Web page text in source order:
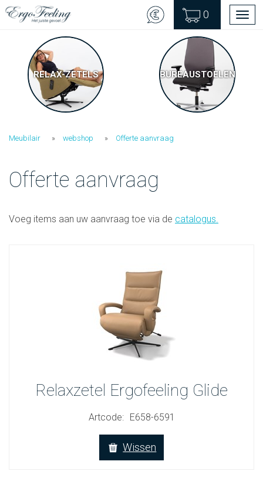
0
RELAX-ZETELS BUREAUSTOELEN
Meubilair webshop Offerte aanvraag
Offerte aanvraag
Voeg items aan uw aanvraag toe via de catalogus.
Relaxzetel Ergofeeling Glide
Artcode: E658-6591
Wissen